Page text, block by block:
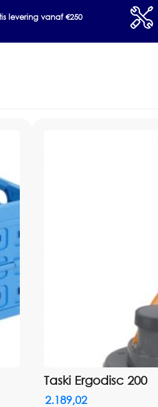
vloeronderhoud
harde vloeren
afhankelijk van toepassing
levering vanaf €250
Taski Ergodisc 200
2.189,02